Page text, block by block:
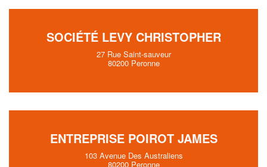
SOCIÉTÉ LEVY CHRISTOPHER
27 Rue Saint-sauveur
80200 Peronne
ENTREPRISE POIROT JAMES
103 Avenue Des Australiens
80200 Peronne